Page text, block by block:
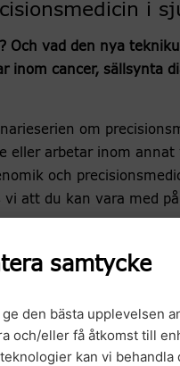
i
Och vad den nya
inom cancer, sällsynta
om
eller arbetar inom annat
och
att du kan vara med
och gynekologi,
samtycke
ge den bästa upplevelsen
och/eller få åtkomst till
kan vi